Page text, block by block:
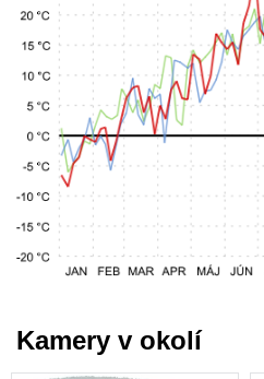
Kamery v okolí